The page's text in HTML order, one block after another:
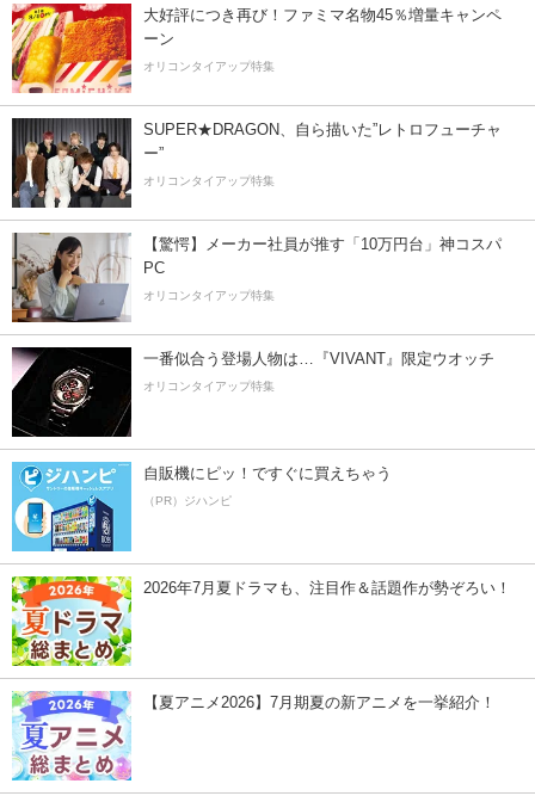
大好評につき再び！ファミマ名物45％増量キャンペ
ーン
オリコンタイアップ特集
SUPER★DRAGON、自ら描いた”レトロフューチャ
ー”
オリコンタイアップ特集
【驚愕】メーカー社員が推す「10万円台」神コスパ
PC
オリコンタイアップ特集
一番似合う登場人物は…『VIVANT』限定ウオッチ
オリコンタイアップ特集
自販機にピッ！ですぐに買えちゃう
（PR）ジハンピ
2026年7月夏ドラマも、注目作＆話題作が勢ぞろい！
【夏アニメ2026】7月期夏の新アニメを一挙紹介！